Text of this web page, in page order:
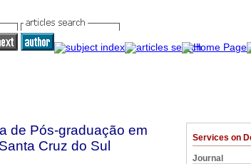
Services on
Journal
de Pós-graduação em
Cruz do Sul